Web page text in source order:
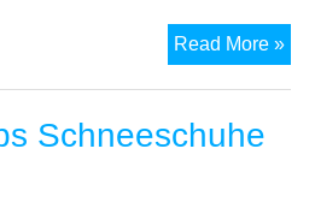
Read More »
Schneeschuhe